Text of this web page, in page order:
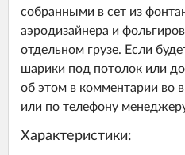
собранными в сет из
аэродизайнера и
отдельном грузе. Если
шарики под потолок или
об этом в комментарии во
или по телефону
Характеристики: